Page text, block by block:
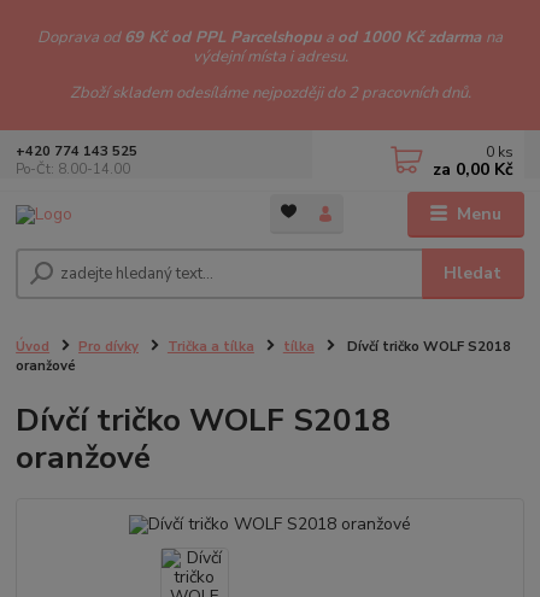
Doprava od69 Kč od PPL Parcelshopu a od 1000 Kč zdarma na
výdejní místa i adresu.
Zboží skladem odesíláme nejpozději do 2 pracovních dnů.
Menu
Hledat
+420 774 143 525
Po-Čt: 8.00-14.00
0 ks
za 0,00 Kč
Úvod Pro dívky Trička a tílka tílka
Dívčí tričko WOLF S2018
oranžové
Dívčí tričko WOLF S2018
oranžové